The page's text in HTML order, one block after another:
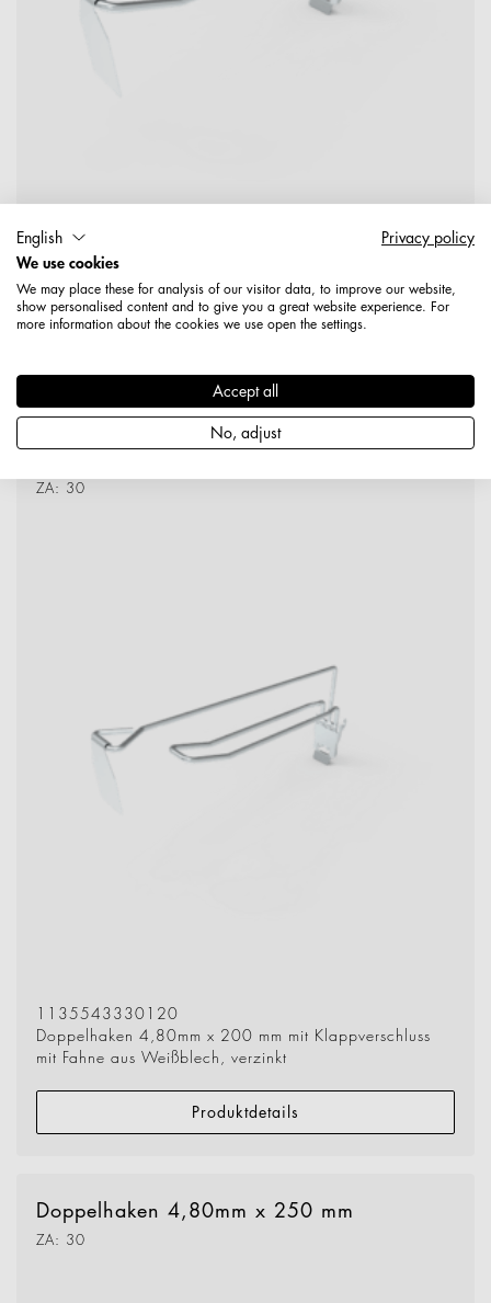
1135541390120
Doppelhaken 4,80mm x 200 mm mit Klappverschluss
mit Fahne aus Weißblech, verzinkt
Doppelhaken 4,80mm x 200 mm
ZA: 30
1135543330120
Doppelhaken 4,80mm x 200 mm mit Klappverschluss
mit Fahne aus Weißblech, verzinkt
Produktdetails
Doppelhaken 4,80mm x 250 mm
ZA: 30
English
Privacy policy
We use cookies
We may place these for analysis of our visitor data, to improve our website,
show personalised content and to give you a great website experience. For
more information about the cookies we use open the settings.
Accept all
No, adjust